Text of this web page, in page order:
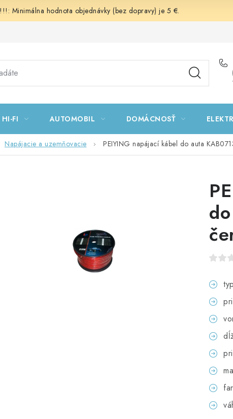
Minimálna hodnota objednávky (bez dopravy) je 5 €.
FI AUTOMOBIL DOMÁCNOSŤ
Napájacie a uzemňovacie PEIYING napájací kábel do auta